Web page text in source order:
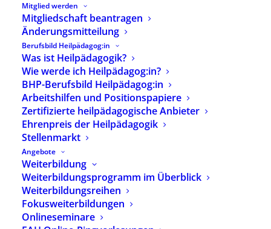
Mitglied werden
Mitgliedschaft beantragen
Änderungsmitteilung
Berufsbild Heilpädagog:in
Was ist Heilpädagogik?
Wie werde ich Heilpädagog:in?
BHP-Berufsbild Heilpädagog:in
Arbeitshilfen und Positionspapiere
Zertifizierte heilpädagogische Anbieter
Ehrenpreis der Heilpädagogik
Stellenmarkt
Angebote
Weiterbildung
Weiterbildungsprogramm im Überblick
Weiterbildungsreihen
Fokusweiterbildungen
Onlineseminare
Tagungsort und Anreise
Tagungsort Liederhalle
Stuttgart
Liederhalle Stuttgart
Berliner Platz 1-3
70174 Stuttgart
https://liederhalle.de/besuchen/anreise
Vom Hauptbahnhof Stuttgart erreichen Sie die
Liederhalle in nur 3 Minuten mit der U1 Heslach
Vogelrain oder der U9 Botnang. Beide U-Bahnen